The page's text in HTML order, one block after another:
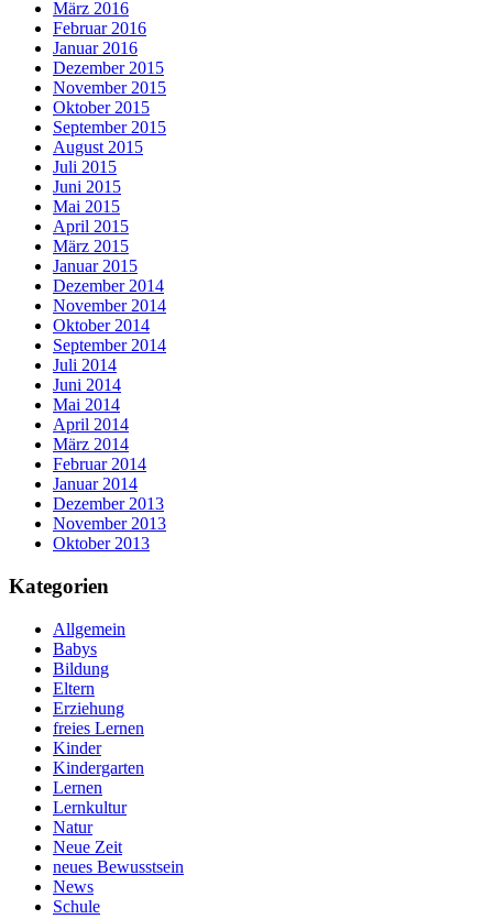
März 2016
Februar 2016
Januar 2016
Dezember 2015
November 2015
Oktober 2015
September 2015
August 2015
Juli 2015
Juni 2015
Mai 2015
April 2015
März 2015
Januar 2015
Dezember 2014
November 2014
Oktober 2014
September 2014
Juli 2014
Juni 2014
Mai 2014
April 2014
März 2014
Februar 2014
Januar 2014
Dezember 2013
November 2013
Oktober 2013
Kategorien
Allgemein
Babys
Bildung
Eltern
Erziehung
freies Lernen
Kinder
Kindergarten
Lernen
Lernkultur
Natur
Neue Zeit
neues Bewusstsein
News
Schule